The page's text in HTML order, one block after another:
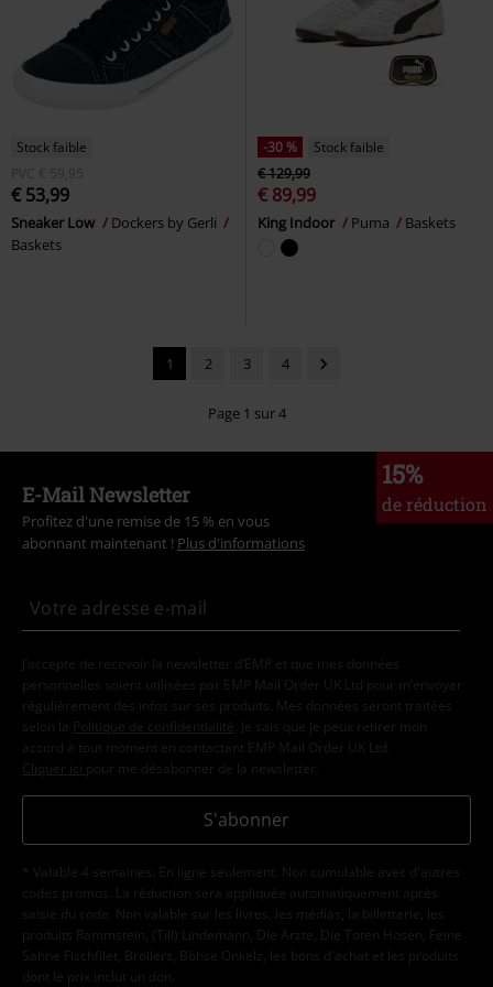
Stock faible
PVC € 59,95
€ 53,99
Sneaker Low
Dockers by Gerli
Baskets
-30 %
Stock faible
€ 129,99
€ 89,99
King Indoor Puma Baskets
1 2 3 4
Page 1 sur 4
15%
de réduction
E-Mail Newsletter
Profitez d'une remise de 15 % en vous
abonnant maintenant ! Plus d'informations
J’accepte de recevoir la newsletter d’EMP et que mes données
personnelles soient utilisées par EMP Mail Order UK Ltd pour m’envoyer
régulièrement des infos sur ses produits. Mes données seront traitées
selon la
Politique de confidentialité . Je sais que je peux retirer mon
accord à tout moment en contactant EMP Mail Order UK Ltd.
Cliquer ici pour me désabonner de la newsletter.
S'abonner
* Valable 4 semaines. En ligne seulement. Non cumulable avec d'autres
codes promos. La réduction sera appliquée automatiquement après
saisie du code. Non valable sur les livres, les médias, la billetterie, les
produits Rammstein, (Till) Lindemann, Die Ärzte, Die Toten Hosen, Feine
Sahne Fischfilet, Broilers, Böhse Onkelz, les bons d'achat et les produits
dont le prix inclut un don.